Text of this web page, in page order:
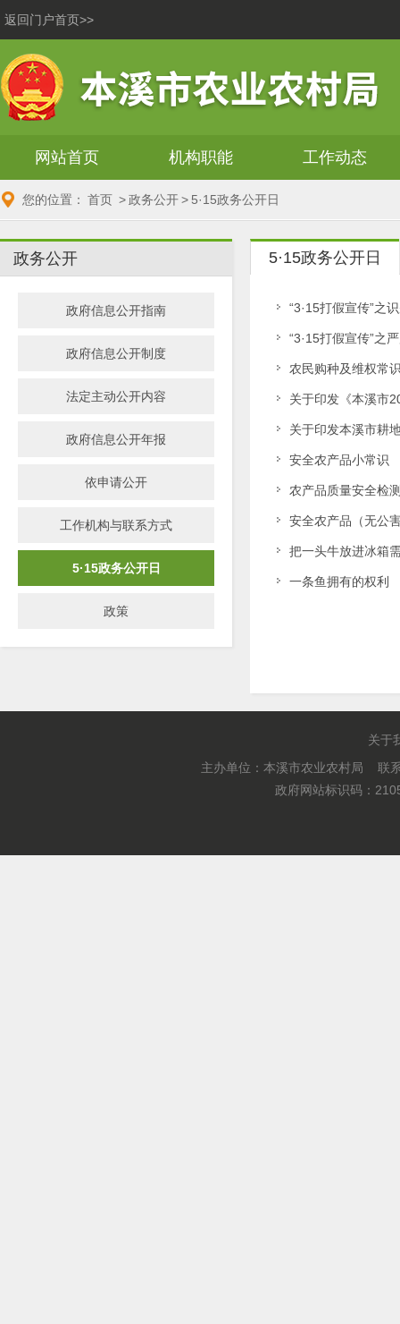
返回门户首页>>
网站首页 机构职能 工作动态
您的位置： 首页 >政务公开> 5·15政务公开日
政务公开
政府信息公开指南
政府信息公开制度
法定主动公开内容
政府信息公开年报
依申请公开
工作机构与联系方式
5·15政务公开日
政策
5·15政务公开日
“3·15打假宣传”之
“3·15打假宣传”之
农民购种及维权常
关于印发《本溪市
关于印发本溪市耕
安全农产品小常识
农产品质量安全检
安全农产品（无公
把一头牛放进冰箱
一条鱼拥有的权利
关于
主办单位：本溪市农业农村局 联
政府网站标识码：